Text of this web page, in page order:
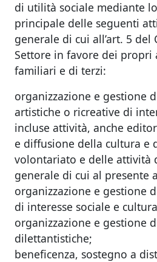
di utilità sociale mediante
principale delle seguenti
generale di cui all’art. 5 del
Settore in favore dei propri
familiari e di terzi:
organizzazione e gestione
artistiche o ricreative di
incluse attività, anche
e diffusione della cultura e
volontariato e delle attività
generale di cui al presente
organizzazione e gestione
di interesse sociale e
organizzazione e gestione
dilettantistiche;
beneficenza, sostegno a